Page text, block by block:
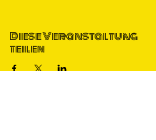
Diese Veranstaltung
teilen